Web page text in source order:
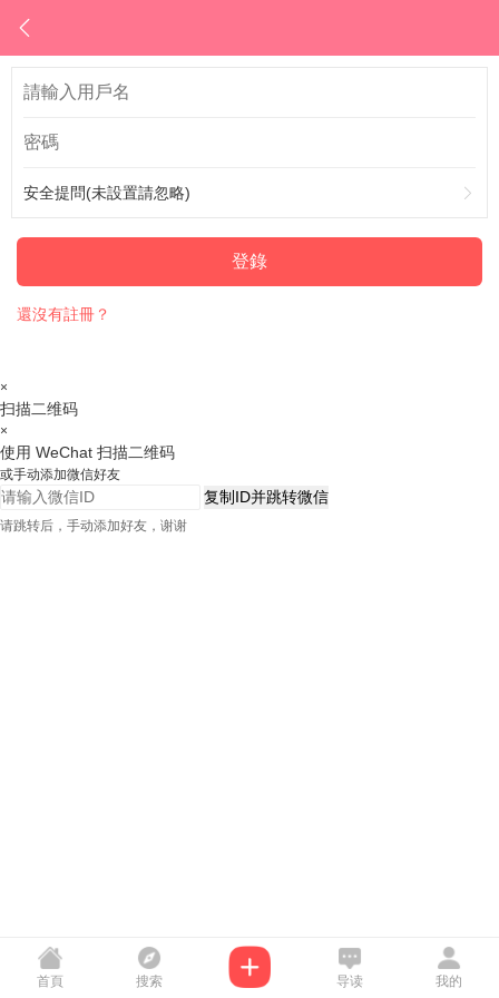
安全提問(未設置請忽略)
登錄
還沒有註冊？
×
扫描二维码
×
使用 WeChat 扫描二维码
或手动添加微信好友
复制ID并跳转微信
请跳转后，手动添加好友，谢谢
首頁 搜索 导读 我的